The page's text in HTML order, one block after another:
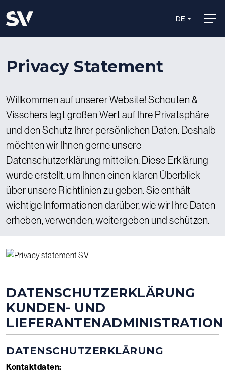
DE
Privacy Statement
Willkommen auf unserer Website! Schouten &
Visschers legt großen Wert auf Ihre Privatsphäre
und den Schutz Ihrer persönlichen Daten. Deshalb
möchten wir Ihnen gerne unsere
Datenschutzerklärung mitteilen. Diese Erklärung
wurde erstellt, um Ihnen einen klaren Überblick
über unsere Richtlinien zu geben. Sie enthält
wichtige Informationen darüber, wie wir Ihre Daten
erheben, verwenden, weitergeben und schützen.
DATENSCHUTZERKLÄRUNG
KUNDEN- UND
LIEFERANTENADMINISTRATION
DATENSCHUTZERKLÄRUNG
Kontaktdaten: